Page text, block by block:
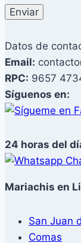
Datos de
Email:
RPC: 9657
Síguenos en:
24 horas del
Mariachis en
San Juan
Comas